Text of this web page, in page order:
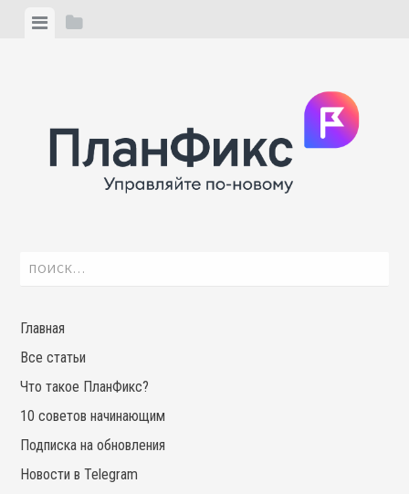
ViewView
Найти:
Главная
Все статьи
Что такое ПланФикс?
10 советов начинающим
Подписка на обновления
Новости в Telegram